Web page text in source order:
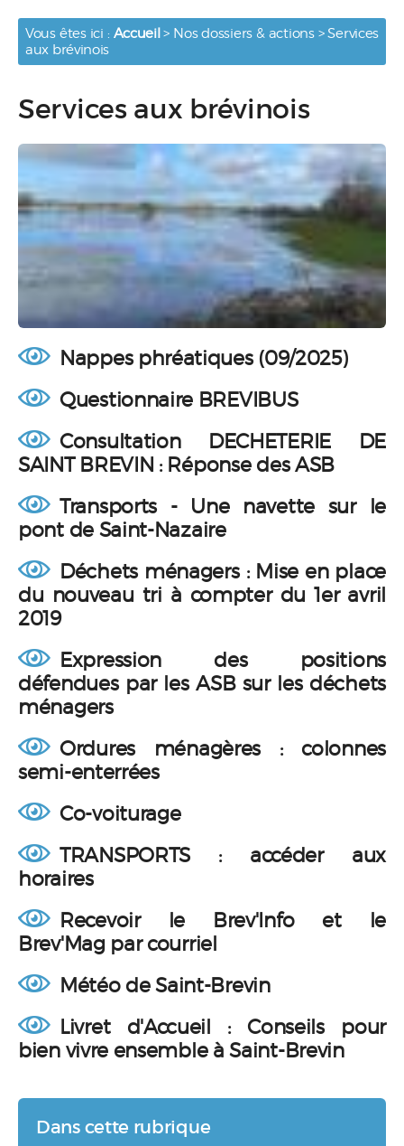
Vous êtes ici : Accueil > Nos dossiers & actions> Services
aux brévinois
Dans cette rubrique
Services aux brévinois
Nappes phréatiques (09/2025)
Questionnaire BREVIBUS
Consultation DECHETERIE DE
SAINT BREVIN : Réponse des ASB
Transports - Une navette sur le
pont de Saint-Nazaire
Déchets ménagers : Mise en place
du nouveau tri à compter du 1er avril
2019
Expression des positions
défendues par les ASB sur les déchets
ménagers
Ordures ménagères : colonnes
semi-enterrées
Co-voiturage
TRANSPORTS : accéder aux
horaires
Recevoir le Brev'Info et le
Brev'Mag par courriel
Météo de Saint-Brevin
Livret d'Accueil : Conseils pour
bien vivre ensemble à Saint-Brevin